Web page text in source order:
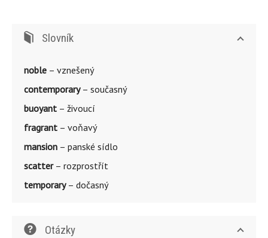
Slovník
noble – vznešený
contemporary– současný
buoyant – živoucí
fragrant – voňavý
mansion – panské sídlo
scatter– rozprostřít
temporary– dočasný
Otázky